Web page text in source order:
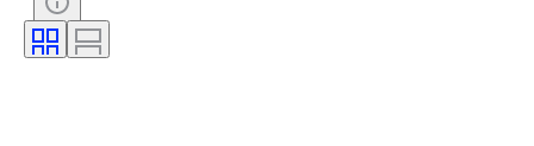
Stil
Mărimea hainelor